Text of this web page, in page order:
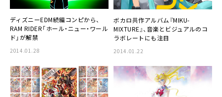
ディズニーEDM続編コンピから、
RAM RIDER「ホール・ニュー・ワール
ド」が解禁
2014.01.28
ボカロ共作アルバム『MIKU-
MIXTURE 』、音楽とビジュアルのコ
ラボレートにも注目
2014.01.22